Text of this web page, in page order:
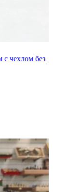
чехлом без